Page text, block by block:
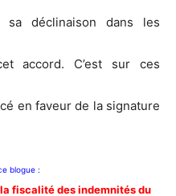
sa déclinaison dans les
accord. C’est sur ces
en faveur de la signature
blogue :
fiscalité des indemnités du